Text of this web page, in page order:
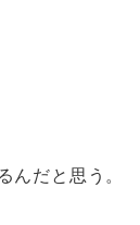
だと思う。